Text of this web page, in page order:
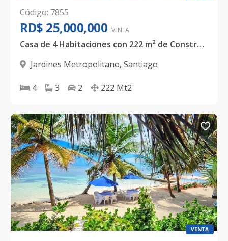
Código: 7855
RD$ 25,000,000 VENTA
Casa de 4 Habitaciones con 222 m² de Construcción en Jardines Metropolitano, Santiago
Jardines Metropolitano, Santiago
4 3 2 222 Mt2
VENTA